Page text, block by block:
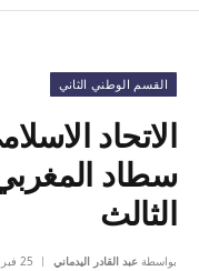
القسم الوطني الثاني
الاتحاد
سطاد
الثالث
بواسطة عبد القادر اليدماني 25 فبراير، 2024